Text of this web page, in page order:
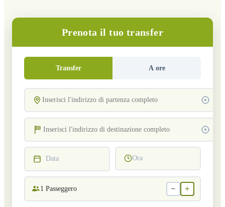
Prenota il tuo transfer
Transfer A ore
Data Ora
1 Passeggero − +